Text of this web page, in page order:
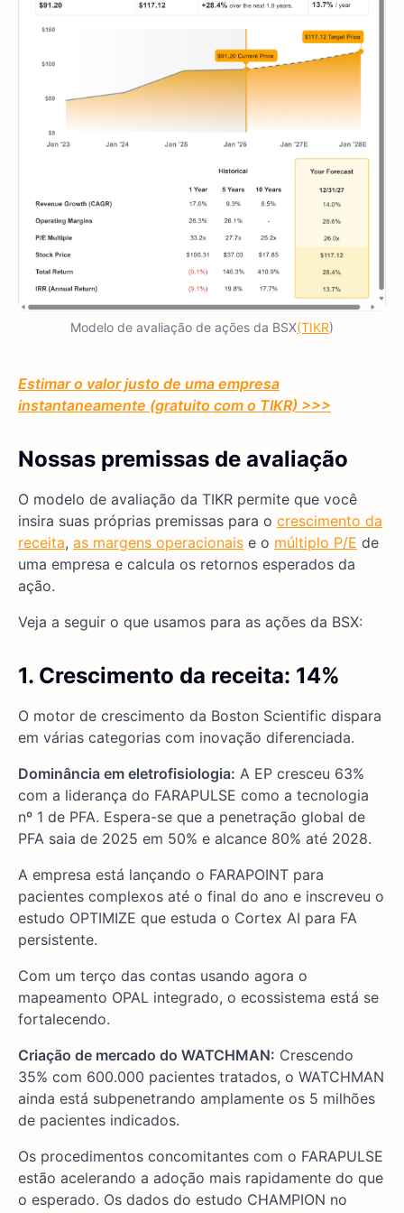
Modelo de avaliação de ações da BSX(TIKR)
Estimar o valor justo de uma empresa
instantaneamente (gratuito com o TIKR) >>>
Nossas premissas de avaliação
O modelo de avaliação da TIKR permite que você
insira suas próprias premissas para o crescimento da
receita, as margens operacionais e o múltiplo P/E de
uma empresa e calcula os retornos esperados da
ação.
Veja a seguir o que usamos para as ações da BSX:
1. Crescimento da receita: 14%
O motor de crescimento da Boston Scientific dispara
em várias categorias com inovação diferenciada.
Dominância em eletrofisiologia: A EP cresceu 63%
com a liderança do FARAPULSE como a tecnologia
nº 1 de PFA. Espera-se que a penetração global de
PFA saia de 2025 em 50% e alcance 80% até 2028.
A empresa está lançando o FARAPOINT para
pacientes complexos até o final do ano e inscreveu o
estudo OPTIMIZE que estuda o Cortex AI para FA
persistente.
Com um terço das contas usando agora o
mapeamento OPAL integrado, o ecossistema está se
fortalecendo.
Criação de mercado do WATCHMAN: Crescendo
35% com 600.000 pacientes tratados, o WATCHMAN
ainda está subpenetrando amplamente os 5 milhões
de pacientes indicados.
Os procedimentos concomitantes com o FARAPULSE
estão acelerando a adoção mais rapidamente do que
o esperado. Os dados do estudo CHAMPION no